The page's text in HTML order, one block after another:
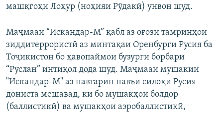
машқгоҳи Лоҳур (ноҳияи Рӯдакӣ) унвон шуд.
Маҷмааи “Искандар-М” қабл аз оғози тамринҳои
зиддитеррористӣ аз минтақаи Оренбурги Русия ба
Тоҷикистон бо ҳавопаймои бузурги борбари
“Руслан” интиқол дода шуд. Маҷмааи мушакии
"Искандар-М" аз навтарин навъи силоҳи Русия
дониста мешавад, ки бо мушакҳои болдор
(баллистикӣ) ва мушакҳои аэробаллистикӣ,